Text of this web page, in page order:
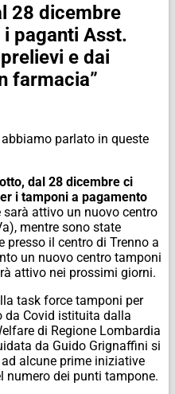
28 dicembre
paganti Asst.
e dai
farmacia”
parlato in queste
dal 28 dicembre ci
i tamponi a pagamento
sarà attivo un nuovo centro
mentre sono state
presso il centro di Trenno a
un nuovo centro tamponi
attivo nei prossimi giorni.
task force tamponi per
da Covid istituita dalla
di Regione Lombardia
da Guido Grignaffini si
alcune prime iniziative
numero dei punti tampone.